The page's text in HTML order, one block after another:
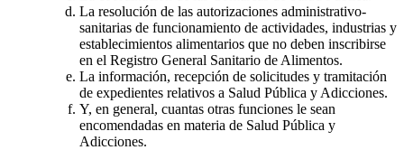
La resolución de las autorizaciones administrativo-
sanitarias de funcionamiento de actividades, industrias y
establecimientos alimentarios que no deben inscribirse
en el Registro General Sanitario de Alimentos.
La información, recepción de solicitudes y tramitación
de expedientes relativos a Salud Pública y Adicciones.
Y, en general, cuantas otras funciones le sean
encomendadas en materia de Salud Pública y
Adicciones.